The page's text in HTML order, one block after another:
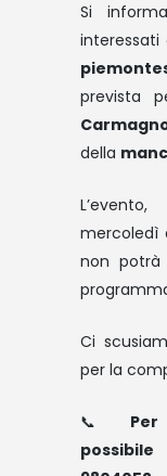
Si
interessati
prevista
della
mercoledì
non potrà
Ci
per la
📞